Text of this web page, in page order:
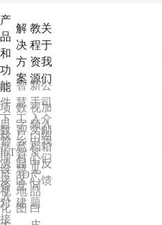
产
品
和
功
能
软
件
下
载
项
目
管
理
数
据
源
接
入
IoT
设
备
对
接
可
视
化
解
决
方
案
智
慧
工
厂
数
字
乡
村
智
慧
园
区
智
慧
党
建
3D
地
图
教
程
资
源
新
手
入
门
视
频
中
心
文
档
中
心
常
见
问
题
产
品
白
关
于
我
们
公
司
介
绍
加
入
我
们
邮
箱
反
馈